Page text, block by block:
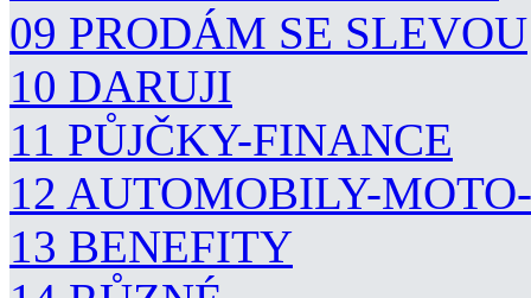
09 PRODÁM SE SLEVOU
10 DARUJI
11 PŮJČKY-FINANCE
12 AUTOMOBILY-
13 BENEFITY